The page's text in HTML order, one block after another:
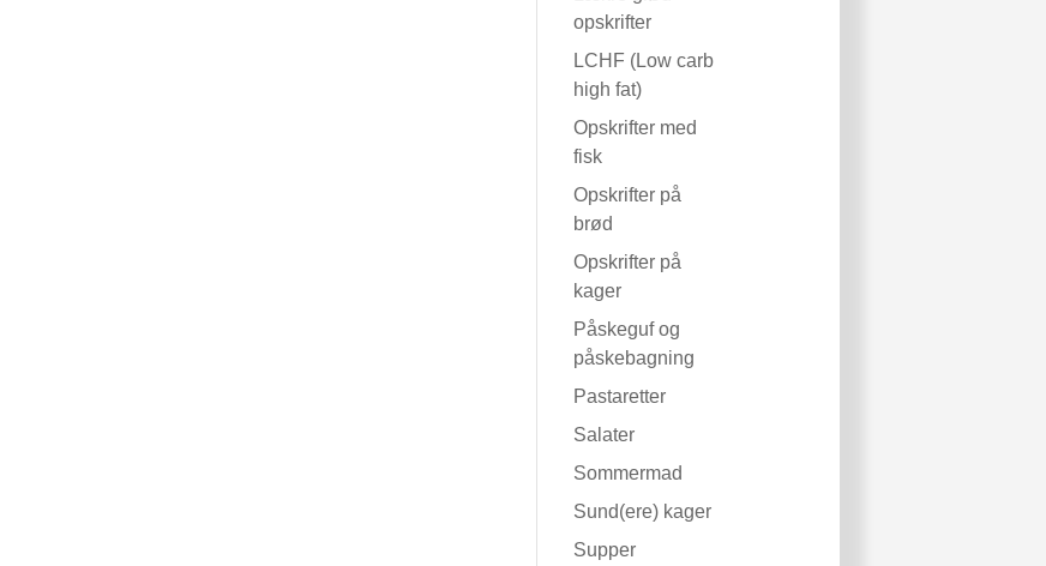
opskrifter
LCHF (Low carb
high fat)
Opskrifter med
fisk
Opskrifter på
brød
Opskrifter på
kager
Påskeguf og
påskebagning
Pastaretter
Salater
Sommermad
Sund(ere) kager
Supper